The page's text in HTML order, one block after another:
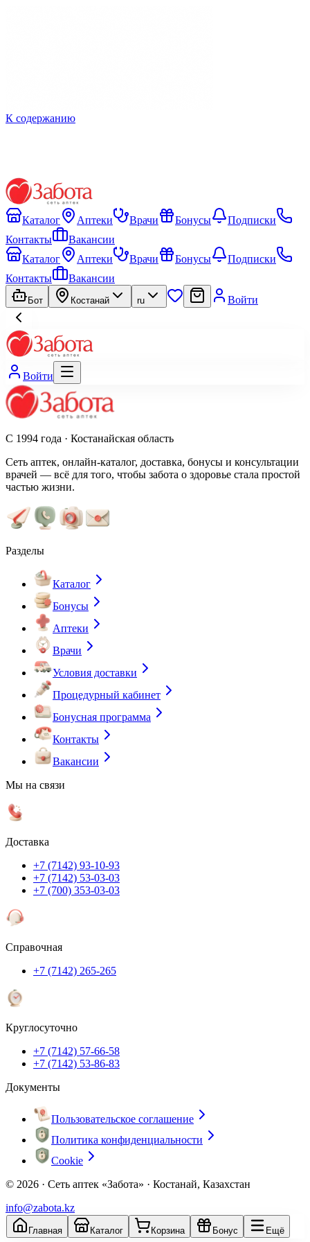
К содержанию
Каталог Аптеки Врачи Бонусы
Подписки
Контакты
Вакансии
Каталог
Аптеки Врачи Бонусы
Подписки
Контакты
Вакансии
Бот Костанай ru Войти
Войти
С 1994 года · Костанайская область
Сеть аптек, онлайн-каталог, доставка, бонусы и консультации
врачей — всё для того, чтобы забота о здоровье стала простой
частью жизни.
Разделы
Каталог
Бонусы
Аптеки
Врачи
Условия доставки
Процедурный кабинет
Бонусная программа
Контакты
Вакансии
Мы на связи
Доставка
+7 (7142) 93-10-93
+7 (7142) 53-03-03
+7 (700) 353-03-03
Справочная
+7 (7142) 265-265
Круглосуточно
+7 (7142) 57-66-58
+7 (7142) 53-86-83
Документы
Пользовательское соглашение
Политика конфиденциальности
Cookie
© 2026 · Сеть аптек «Забота» · Костанай, Казахстан
info@zabota.kz
Главная Каталог Корзина Бонус Ещё